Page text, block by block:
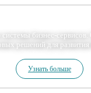
системы бизнес-
решений для развития
Узнать больше